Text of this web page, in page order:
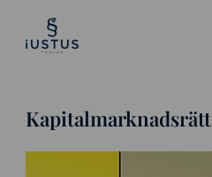
Kapitalmarknadsrätt